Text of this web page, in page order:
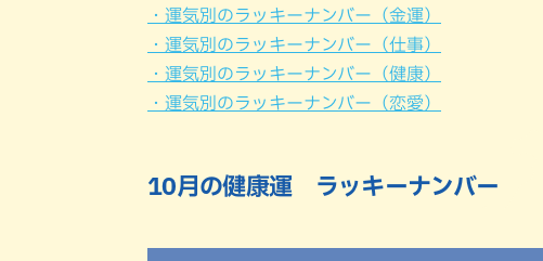
・運気別のラッキーナンバー（金運）
・運気別のラッキーナンバー（仕事）
・運気別のラッキーナンバー（健康）
・運気別のラッキーナンバー（恋愛）
10月の健康運 ラッキーナンバー